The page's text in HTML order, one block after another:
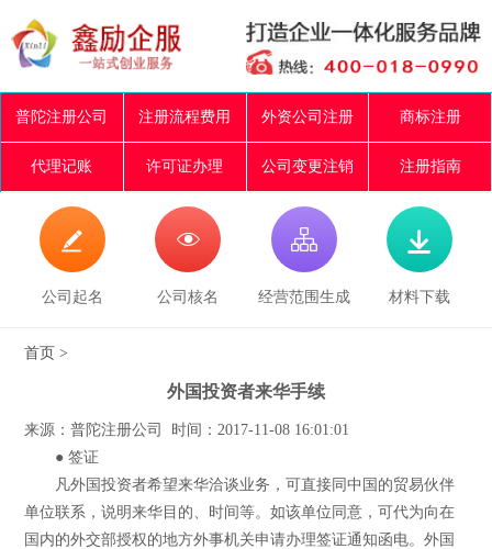
普陀注册公司 注册流程费用 外资公司注册 商标注册
代理记账 许可证办理 公司变更注销 注册指南

公司起名

公司核名

经营范围生成

材料下载
首页 >
外国投资者来华手续
来源：普陀注册公司 时间：2017-11-08 16:01:01
● 签证
凡外国投资者希望来华洽谈业务，可直接同中国的贸易伙伴
单位联系，说明来华目的、时间等。如该单位同意，可代为向在
国内的外交部授权的地方外事机关申请办理签证通知函电。外国